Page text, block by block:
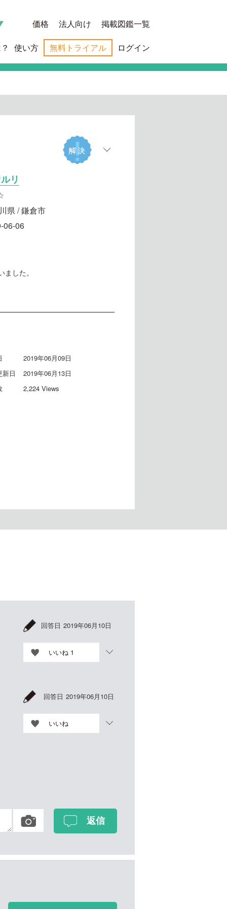
価格 法人向け 掲載図鑑一覧
使い方 無料トライアル ログイン
リ
県 / 鎌倉市
06-06
した。
2019年06月09日
新日
2019年06月13日
2,224 Views
回答日 2019年06月10日
いいね 1
回答日 2019年06月10日
いいね